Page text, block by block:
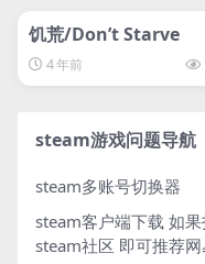
饥荒/Don’t Starve
4 年前
steam游戏问题导航
steam多账号切换器
steam客户端下载 如
steam社区 即可推荐